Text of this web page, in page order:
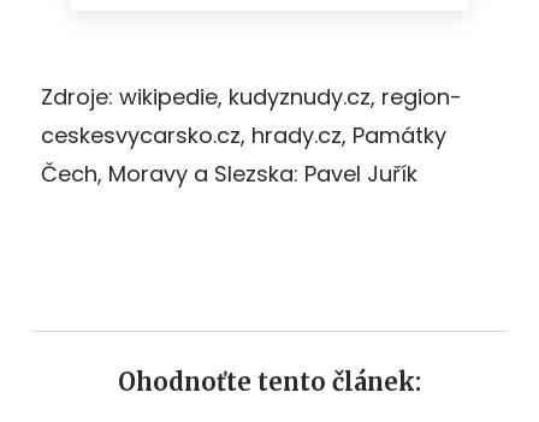
Zdroje: wikipedie, kudyznudy.cz, region-
ceskesvycarsko.cz, hrady.cz, Památky
Čech, Moravy a Slezska: Pavel Juřík
Ohodnoťte tento článek: